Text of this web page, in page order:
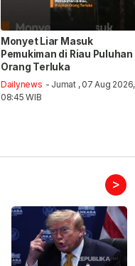
Monyet Liar Masuk
Pemukiman di Riau Puluhan
Orang Terluka
Dailynews - Jumat , 07 Aug 2026,
08:45 WIB
>